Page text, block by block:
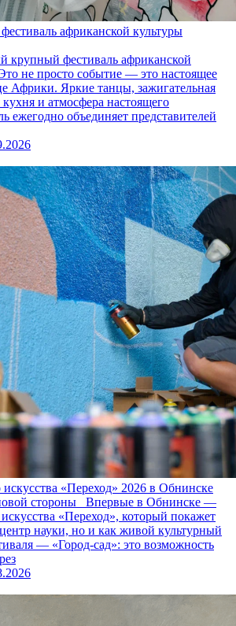
африканской культуры
фестиваль африканской
не просто событие — это настоящее
Африки. Яркие танцы, зажигательная
и атмосфера настоящего
ежегодно объединяет представителей
«Переход» 2026 в Обнинске
стороны Впервые в Обнинске —
«Переход», который покажет
науки, но и как живой культурный
— «Город‑сад»: это возможность